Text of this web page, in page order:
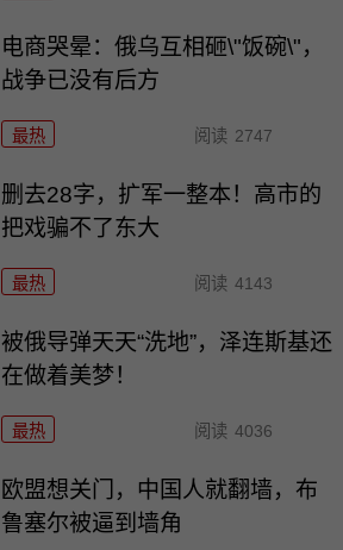
电商哭晕：俄乌互相砸\"饭碗\"，
战争已没有后方
最热 阅读 2747
删去28字，扩军一整本！高市的
把戏骗不了东大
最热 阅读 4143
被俄导弹天天“洗地”，泽连斯基还
在做着美梦！
最热 阅读 4036
欧盟想关门，中国人就翻墙，布
鲁塞尔被逼到墙角